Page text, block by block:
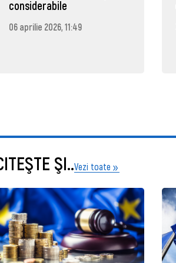
considerabile
06 aprilie 2026, 11:49
ŞI..Vezi toate